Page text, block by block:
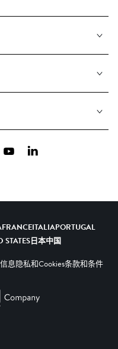
YouTubeLinkedIn
FRANCEITALIAPORTUGAL
STATES日本中国
息隐私和Cookies条款和条件
Company